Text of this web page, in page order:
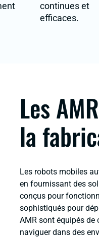
continues et
efficaces.
Les
la
Les robots mobiles
en fournissant des
conçus pour
sophistiqués pour
AMR sont équipés de
naviguer dans des